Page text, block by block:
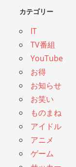
カテゴリー
IT
TV番組
YouTube
お得
お知らせ
お笑い
ものまね
アイドル
アニメ
ゲーム